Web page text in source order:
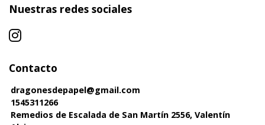
Nuestras redes sociales
Contacto
dragonesdepapel@gmail.com
1545311266
Remedios de Escalada de San Martín 2556, Valentín